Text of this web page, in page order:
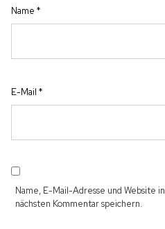
Name *
E-Mail *
Name, E-Mail-Adresse und Website
nächsten Kommentar speichern.